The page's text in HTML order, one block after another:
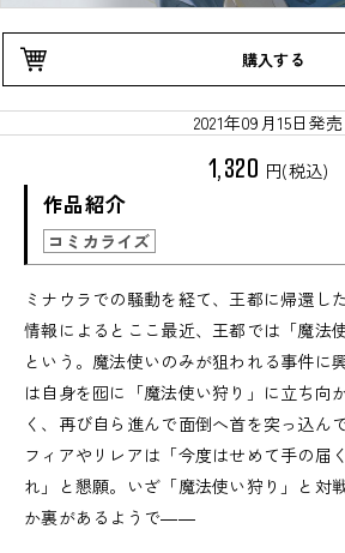
購入する
2021年09月15日発売
1,320 円(税込)
作品紹介
コミカライズ
ミナウラでの騒動を経て、王都に帰還し
情報によるとここ最近、王都では「魔法
という。魔法使いのみが狙われる事件に
は自身を囮に「魔法使い狩り」に立ち向
く、再び自ら進んで面倒へ首を突っ込ん
フィアやリレアは「今度はせめて手の届
れ」と懇願。いざ「魔法使い狩り」と対
か裏があるようで――